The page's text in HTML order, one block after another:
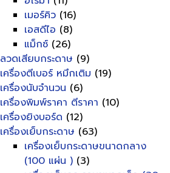
เมอร์คิว (16)
เอสดีไอ (8)
แม็กซ์ (26)
ลวดเสียบกระดาษ (9)
เครื่องตีเบอร์ หมึกเติม (19)
เครื่องนับจำนวน (6)
เครื่องพิมพ์ราคา ตีราคา (10)
เครื่องยิงบอร์ด (12)
เครื่องเย็บกระดาษ (63)
เครื่องเย็บกระดาษขนาดกลาง
(100 แผ่น ) (3)